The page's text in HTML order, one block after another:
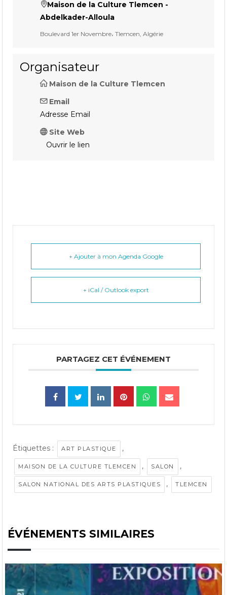
Maison de la Culture Tlemcen -
Abdelkader-Alloula
Boulevard 1er Novembre، Tlemcen, Algérie
Organisateur
Maison de la Culture Tlemcen
Email
Adresse Email
Site Web
Ouvrir le lien
+ Ajouter à mon Agenda Google
+ iCal / Outlook export
PARTAGEZ CET ÉVÉNEMENT
Étiquettes : ART PLASTIQUE ,
MAISON DE LA CULTURE TLEMCEN , SALON ,
SALON NATIONAL DES ARTS PLASTIQUES , TLEMCEN
ÉVÉNEMENTS SIMILAIRES